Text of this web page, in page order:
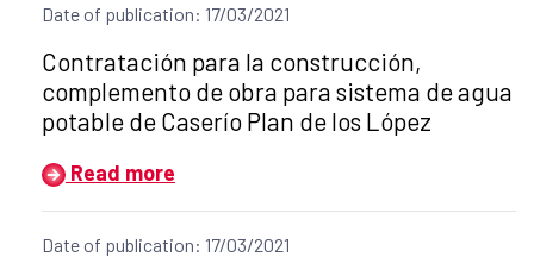
Date of publication: 17/03/2021
Title of the announcement:
Contratación para la construcción,
complemento de obra para sistema de agua
potable de Caserío Plan de los López
Read more
Date of publication: 17/03/2021